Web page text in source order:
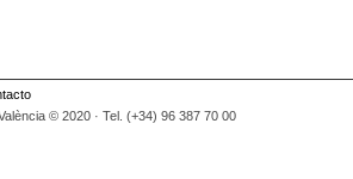
© 2020 · Tel. (+34) 96 387 70 00